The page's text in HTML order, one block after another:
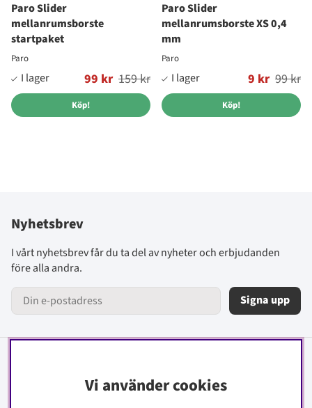
Paro Slider
mellanrumsborste
startpaket
Paro
99 kr
Ordinarie pris: 159 kr
Köp!
Paro Slider
mellanrumsborste XS 0,4
mm
Paro
9 kr
Ordinarie pris: 99 kr
Köp!
Nyhetsbrev
I vårt nyhetsbrev får du ta del av nyheter och erbjudanden
före alla andra.
Signa upp
Vi använder cookies